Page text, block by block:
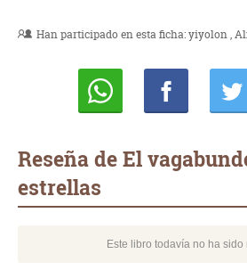
Han participado en esta ficha:yiyolon
Reseña de El
estrellas
Este libro todavía no ha sido